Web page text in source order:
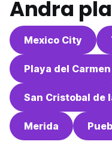
Andra
Mexico City
Playa del Carmen
San Cristobal de
Merida